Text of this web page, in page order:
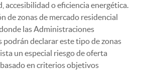
accesibilidad o eficiencia energética.
de zonas de mercado residencial
las Administraciones
podrán declarar este tipo de zonas
un especial riesgo de oferta
en criterios objetivos